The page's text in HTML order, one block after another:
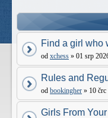
Find a girl who
od xchess » 01 srp
Rules and
od bookingher » 10
Girls From